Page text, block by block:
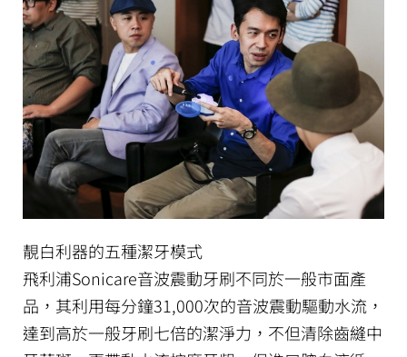
靚白利器的五種潔牙模式
飛利浦Sonicare音波震動牙刷不同於一般市面產
品，其利用每分鐘31,000次的音波震動驅動水流，
達到高於一般牙刷七倍的潔淨力，不但清除齒縫中